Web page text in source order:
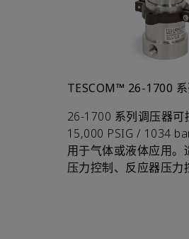
TESCOM™ 26-1700
26-1700 系列调压器可
15,000 PSIG / 1034
用于气体或液体应用。
压力控制、反应器压力